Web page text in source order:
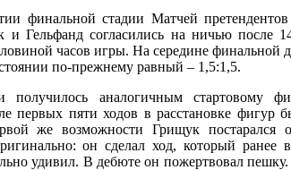
финальной стадии Матчей
и Гельфанд согласились на ничью после
часов игры. На середине финальной
по-прежнему равный – 1,5:1,5.
получилось аналогичным стартовому
первых пяти ходов в расстановке фигур
же возможности Грищук постарался
он сделал ход, который ранее
удивил. В дебюте он пожертвовал